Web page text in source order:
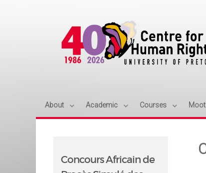
About Academic Courses
Concours Africain de